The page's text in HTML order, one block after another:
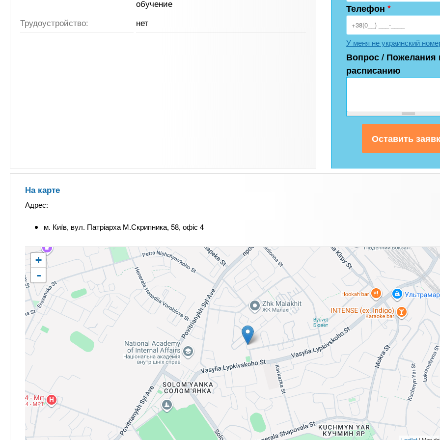
обучение
Трудоустройство:
нет
Телефон *
У меня не украинский
Вопрос / Пожелания
расписанию
На карте
Адрес:
м. Київ, вул. Патріарха М.Скрипника, 58, офіс 4
+
-